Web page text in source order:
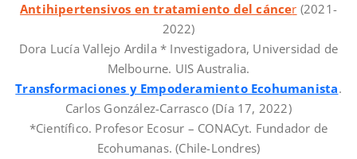
Antihipertensivos en tratamiento del cáncer (2021-
2022)
Dora Lucía Vallejo Ardila * Investigadora, Universidad de
Melbourne. UIS Australia.
Transformaciones y Empoderamiento Ecohumanista.
Carlos González-Carrasco (Día 17, 2022)
*Científico. Profesor Ecosur – CONACyt. Fundador de
Ecohumanas. (Chile-Londres)